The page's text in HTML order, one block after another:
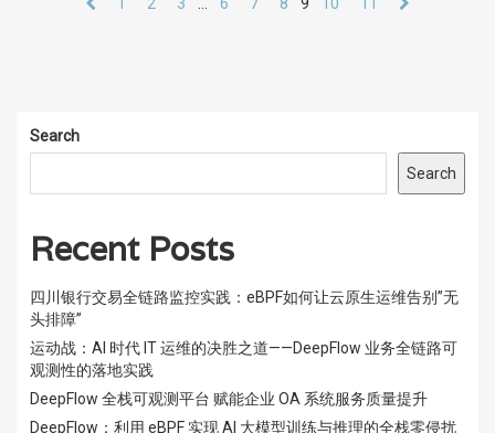
Search
Search
Recent Posts
四川银行交易全链路监控实践：eBPF如何让云原生运维告别”无
头排障”
运动战：AI 时代 IT 运维的决胜之道——DeepFlow 业务全链路可
观测性的落地实践
DeepFlow 全栈可观测平台 赋能企业 OA 系统服务质量提升
DeepFlow：利用 eBPF 实现 AI 大模型训练与推理的全栈零侵扰